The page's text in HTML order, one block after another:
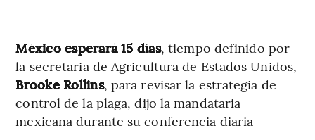
México esperará 15 días, tiempo definido por
la secretaria de Agricultura de Estados Unidos,
Brooke Rollins, para revisar la estrategia de
control de la plaga, dijo la mandataria
mexicana durante su conferencia diaria